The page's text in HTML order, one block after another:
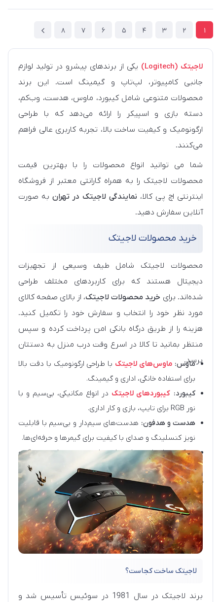
1
2
3
4
5
6
7
8
لاجیتک (Logitech)
یکی از برندهای پیشرو در تولید لوازم
جانبی کامپیوتر، لپ‌تاپ و گیمینگ است. این برند
محصولات متنوعی شامل کیبورد، ماوس، هدست، وب‌کم،
دسته بازی و اسپیکر را ارائه می‌دهد که با طراحی
ارگونومیک و کیفیت ساخت بالا، تجربه کاربری عالی فراهم
می‌کنند.
شما می توانید انواع محصولات را با بهترین قیمت
محصولات لاجیتک را به همراه گارانتی معتبر از فروشگاه
اینترنتی اچ پی کالا، نمایندگی لاجیتک در تهران به صورت
آنلاین سفارش دهید.
خرید محصولات لاجیتک
محصولات لاجیتک شامل طیف وسیعی از تجهیزات
دیجیتال هستند که برای کاربردهای مختلف طراحی
شده‌اند. برای خرید محصولات لاجیتک، از بالای صفحه کالای
مورد نظر خود را انتخاب و سفارش خود را تکمیل کنید.
هزینه را از طریق درگاه بانکی امن پرداخت کرده و سپس
منتظر بمانید تا کالا در اسرع وقت درب منزل به دستتان
برسد.
ماوس: ماوس‌های لاجیتک با طراحی ارگونومیک با دقت بالا
برای استفاده خانگی، اداری و گیمینگ.
کیبورد: کیبوردهای لاجیتک در انواع مکانیکی، بی‌سیم و با
نور RGB برای تایپ، بازی و کار اداری.
هدست و هدفون: هدست‌های سیم‌دار و بی‌سیم با قابلیت
نویز کنسلینگ و صدای با کیفیت برای گیمرها و حرفه‌ای‌ها.
وب‌کم:مدل‌های مختلف برای تماس تصویری، استریمینگ و
تولید محتوا.
اسپیکر:اسپیکرهای رومیزی، قابل حمل و بلوتوثی با صدای
شفاف و طراحی زیبا.
لاجیتک ساخت کجاست؟
برند لاجیتک در سال 1981 در سوئیس تأسیس شد و